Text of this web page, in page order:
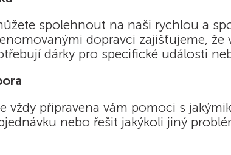
spolehnout na naši rychlou a
dopravci zajišťujeme,
dárky pro specifické události
vždy připravena vám pomoci s
nebo řešit jakýkoli jiný